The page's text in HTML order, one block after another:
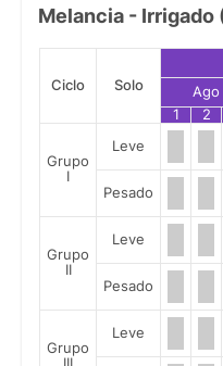
Melancia - Irrigado
Ciclo Solo Ago
1
2
Grupo
I
Leve
Pesado
Grupo
II
Leve
Pesado
Grupo
Leve